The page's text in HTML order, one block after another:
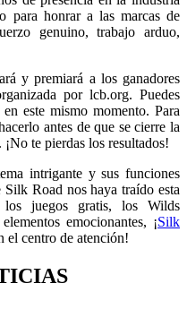
para honrar a las marcas de
genuino, trabajo arduo,
y premiará a los ganadores
por lcb.org. Puedes
este mismo momento. Para
antes de que se cierre la
te pierdas los resultados!
intrigante y sus funciones
Silk Road nos haya traído esta
los juegos gratis, los Wilds
emocionantes, ¡Silk
el centro de atención!